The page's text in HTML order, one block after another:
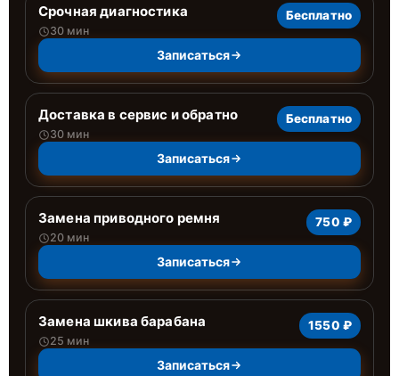
Срочная диагностика
30 мин
Бесплатно
Записаться
Доставка в сервис и обратно
30 мин
Бесплатно
Записаться
Замена приводного ремня
20 мин
750 ₽
Записаться
Замена шкива барабана
25 мин
1550 ₽
Записаться